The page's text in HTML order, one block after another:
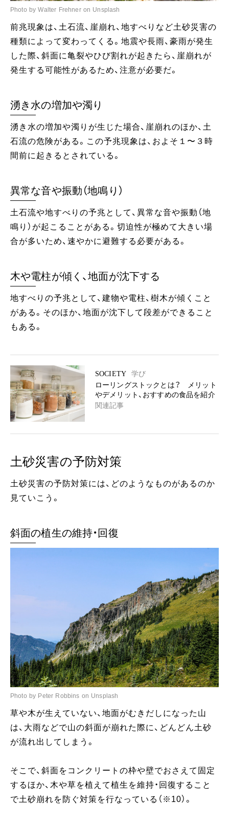
Photo by Walter Frehner on Unsplash
前兆現象は、土石流、崖崩れ、地すべりなど土砂災害の
種類によって変わってくる。地震や長雨、豪雨が発生
した際、斜面に亀裂やひび割れが起きたら、崖崩れが
発生する可能性があるため、注意が必要だ。
湧き水の増加や濁り
湧き水の増加や濁りが生じた場合、崖崩れのほか、土
石流の危険がある。この予兆現象は、およそ１〜３時
間前に起きるとされている。
異常な音や振動（地鳴り）
土石流や地すべりの予兆として、異常な音や振動（地
鳴り）が起こることがある。切迫性が極めて大きい場
合が多いため、速やかに避難する必要がある。
木や電柱が傾く、地面が沈下する
地すべりの予兆として、建物や電柱、樹木が傾くこと
がある。そのほか、地面が沈下して段差ができること
もある。
SOCIETY
学び
ローリングストックとは？ メリット
やデメリット、おすすめの食品を紹介
関連記事
土砂災害の予防対策
土砂災害の予防対策には、どのようなものがあるのか
見ていこう。
斜面の植生の維持・回復
Photo by Peter Robbins on Unsplash
草や木が生えていない、地面がむきだしになった山
は、大雨などで山の斜面が崩れた際に、どんどん土砂
が流れ出してしまう。
そこで、斜面をコンクリートの枠や壁でおさえて固定
するほか、木や草を植えて植生を維持・回復すること
で土砂崩れを防ぐ対策を行なっている（※10）。